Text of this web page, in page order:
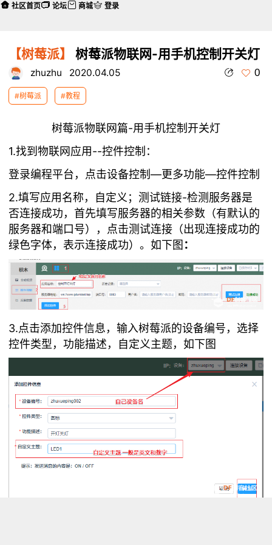
【树莓派】 树莓派物联网-用手机控制开关灯
zhuzhu 2020.04.05 0
#树莓派 #教程
树莓派物联网篇-用手机控制开关灯
1.找到物联网应用--控件控制：
登录编程平台，点击设备控制—更多功能—控件控制
2.填写应用名称，自定义；测试链接-检测服务器是
否连接成功，首先填写服务器的相关参数（有默认的
服务器和端口号），点击测试连接（出现连接成功的
绿色字体，表示连接成功）。如下图 ：
3.点击添加控件信息，输入树莓派的设备编号，选择
控件类型，功能描述，自定义主题，如下图
社区首页 论坛 商城 登录